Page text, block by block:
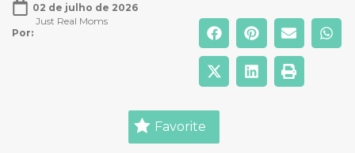
02 de julho de 2026
Por:
Just Real Moms
Favorite